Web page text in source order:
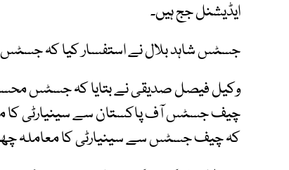
ایڈیشنل جج ہیں۔
جسٹس شاہد بلال نے استفسار کیا کہ جسٹس
چیف جسٹس آف پاکستان سے سینیارٹی کا
کہ چیف جسٹس سے سینیارٹی کا معاملہ